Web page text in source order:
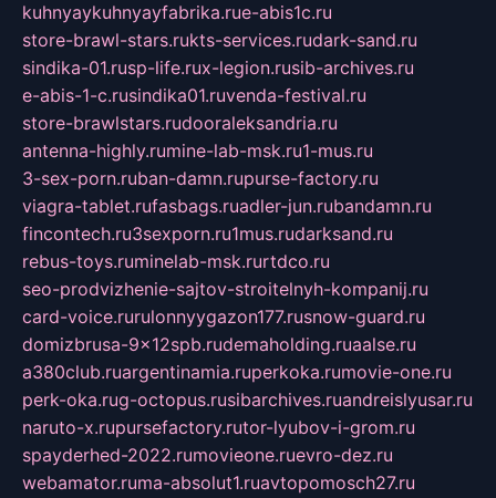
kuhnyaykuhnyayfabrika.rue-abis1c.ru
store-brawl-stars.rukts-services.rudark-sand.ru
sindika-01.rusp-life.rux-legion.rusib-archives.ru
e-abis-1-c.rusindika01.ruvenda-festival.ru
store-brawlstars.rudooraleksandria.ru
antenna-highly.rumine-lab-msk.ru1-mus.ru
3-sex-porn.ruban-damn.rupurse-factory.ru
viagra-tablet.rufasbags.ruadler-jun.rubandamn.ru
fincontech.ru3sexporn.ru1mus.rudarksand.ru
rebus-toys.ruminelab-msk.rurtdco.ru
seo-prodvizhenie-sajtov-stroitelnyh-kompanij.ru
card-voice.rurulonnyygazon177.rusnow-guard.ru
domizbrusa-9x12spb.rudemaholding.ruaalse.ru
a380club.ruargentinamia.ruperkoka.rumovie-one.ru
perk-oka.rug-octopus.rusibarchives.ruandreislyusar.ru
naruto-x.rupursefactory.rutor-lyubov-i-grom.ru
spayderhed-2022.rumovieone.ruevro-dez.ru
webamator.ruma-absolut1.ruavtopomosch27.ru